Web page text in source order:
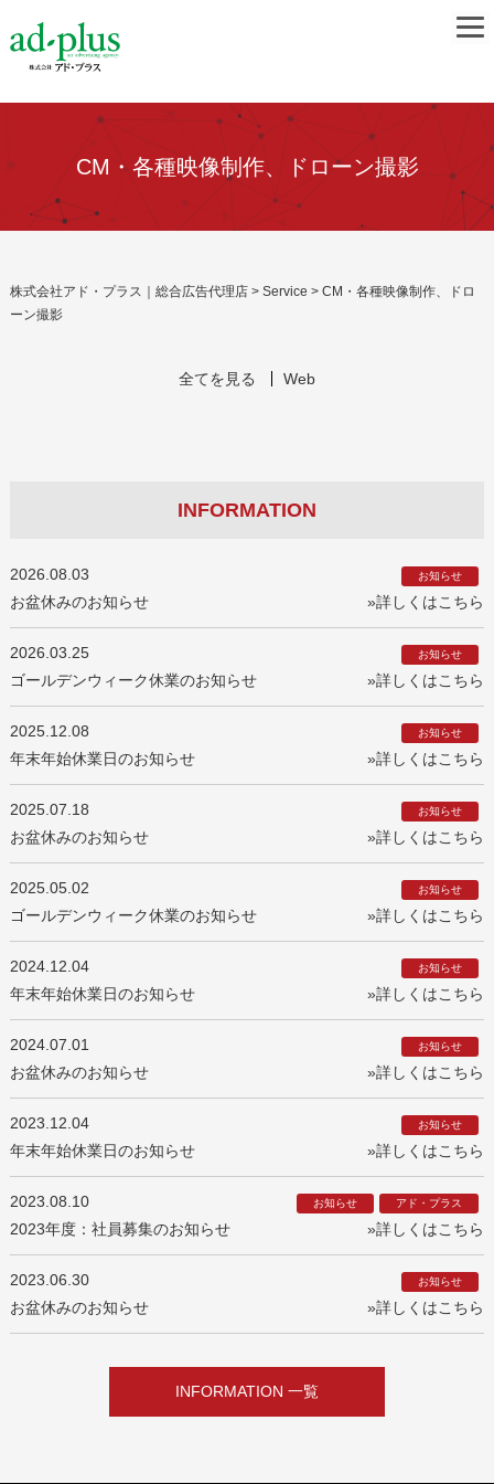
CM・各種映像制作、ドローン撮影
株式会社アド・プラス｜総合広告代理店> Service > CM・各種映像制作、ドロ
ーン撮影
全てを見る Web
INFORMATION
2026.08.03
お盆休みのお知らせ
お知らせ
»詳しくはこちら
2026.03.25
ゴールデンウィーク休業のお知らせ
お知らせ
»詳しくはこちら
2025.12.08
年末年始休業日のお知らせ
お知らせ
»詳しくはこちら
2025.07.18
お盆休みのお知らせ
お知らせ
»詳しくはこちら
2025.05.02
ゴールデンウィーク休業のお知らせ
お知らせ
»詳しくはこちら
2024.12.04
年末年始休業日のお知らせ
お知らせ
»詳しくはこちら
2024.07.01
お盆休みのお知らせ
お知らせ
»詳しくはこちら
2023.12.04
年末年始休業日のお知らせ
お知らせ
»詳しくはこちら
2023.08.10
2023年度：社員募集のお知らせ
お知らせ アド・プラス
»詳しくはこちら
2023.06.30
お盆休みのお知らせ
お知らせ
»詳しくはこちら
INFORMATION 一覧